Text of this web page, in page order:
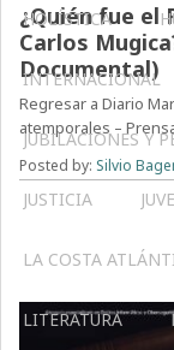
HOLÍSTICA
INTERNACIONAL
JUBILACIONES Y
JUSTICIA
LA COSTA
LITERATURA
¿Quién fue el
Carlos
Documental)
Regresar a Diario
atemporales –
Posted by: Silvio